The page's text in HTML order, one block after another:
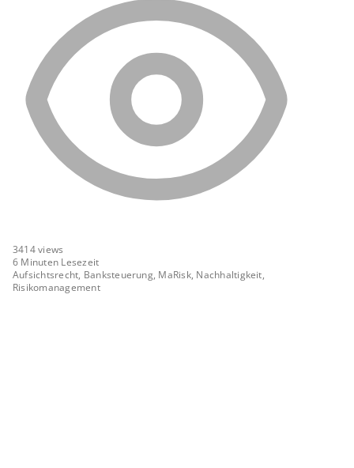
3414views
6 Minuten Lesezeit
Aufsichtsrecht, Banksteuerung, MaRisk, Nachhaltigkeit,
Risikomanagement